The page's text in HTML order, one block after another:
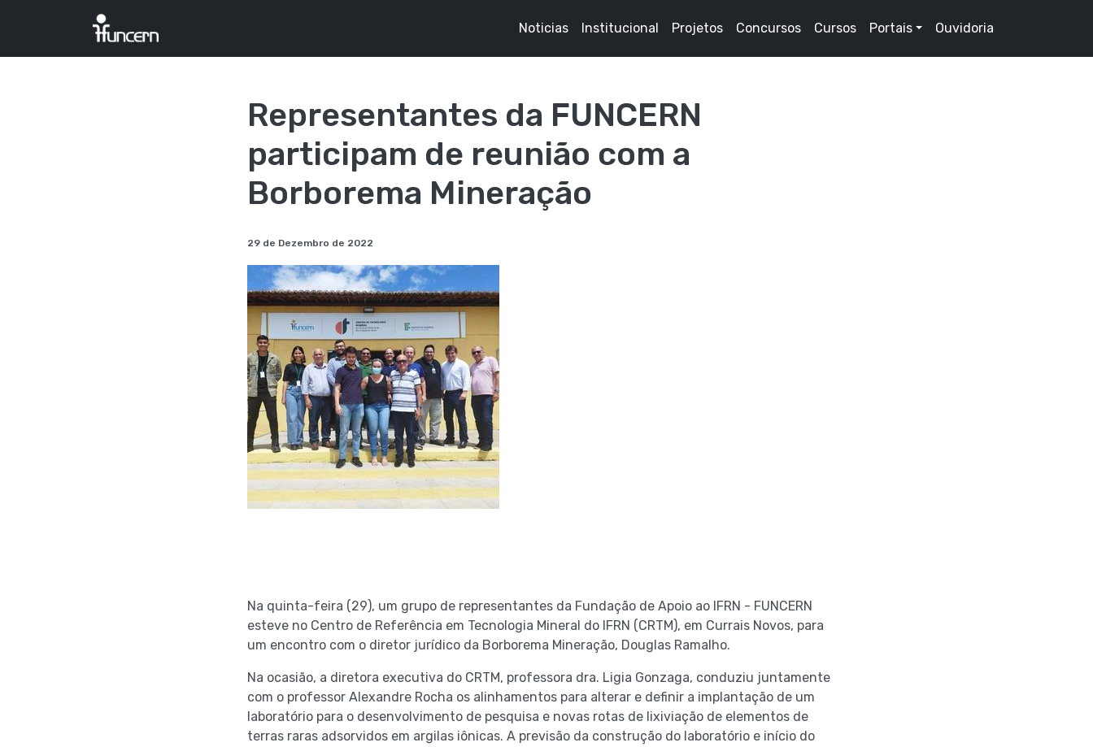
Noticias Institucional Projetos Concursos Cursos Portais Ouvidoria
Representantes da FUNCERN
participam de reunião com a
Borborema Mineração
29 de Dezembro de 2022
Na quinta-feira (29), um grupo de representantes da Fundação de Apoio ao IFRN - FUNCERN
esteve no Centro de Referência em Tecnologia Mineral do IFRN (CRTM), em Currais Novos, para
um encontro com o diretor jurídico da Borborema Mineração, Douglas Ramalho.
Na ocasião, a diretora executiva do CRTM, professora dra. Ligia Gonzaga, conduziu juntamente
com o professor Alexandre Rocha os alinhamentos para alterar e definir a implantação de um
laboratório para o desenvolvimento de pesquisa e novas rotas de lixiviação de elementos de
terras raras adsorvidos em argilas iônicas. A previsão da construção do laboratório e início do